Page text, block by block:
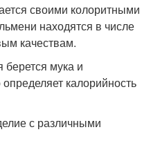
своими колоритными
находятся в числе
качествам.
берется мука и
калорийность
с различными